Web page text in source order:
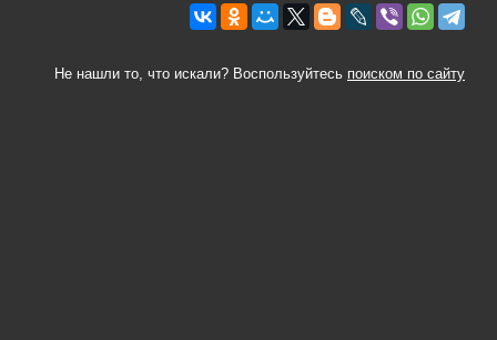
Не нашли то, что искали? Воспользуйтесь поиском по сайту